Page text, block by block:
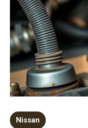
Nissan